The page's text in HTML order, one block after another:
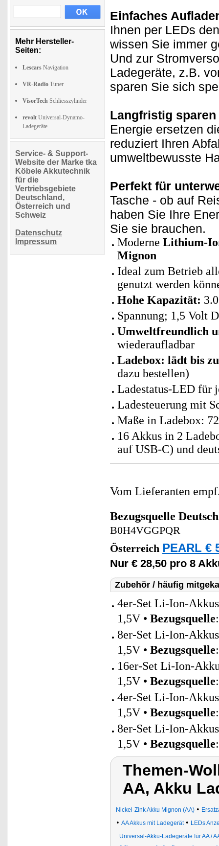
Mehr Hersteller-
Seiten:
Lescars Navigation
VR-Radio Tuner
VisorTech Schliesszylinder
revolt Universal-Dynamo-
Ladegeräte
Service- & Support-
Website der Marke tka
Köbele Akkutechnik
für die
Vertriebsgebiete
Deutschland,
Österreich und
Schweiz
Datenschutz
Impressum
Einfaches
Ihnen per LEDs
wissen Sie immer
Und zur
Ladegeräte, z.B.
sparen Sie sich
Langfristig
Energie ersetzen
reduziert Ihren
umweltbewusste
Perfekt für
Tasche - ob auf
haben Sie Ihre
Sie sie brauchen.
Moderne Lithium-
Mignon
Ideal zum Betrieb
genutzt werden
Hohe Kapazität:
Spannung; 1,5 Volt
Umweltfreundlich
wiederaufladbar
Ladebox: lädt bis
dazu bestellen)
Ladestatus-LED für
Ladesteuerung mit
Maße in Ladebox:
16 Akkus in 2
auf USB-C) und
Vom Lieferanten
Bezugsquelle
B0H4VGGPQR
Österreich PEARL €
Nur € 28,50 pro 8
Zubehör / häufig
4er-Set Li-Ion-
1,5V • Bezugsquelle
8er-Set Li-Ion-
1,5V • Bezugsquelle
16er-Set Li-Ion-
1,5V • Bezugsquelle
4er-Set Li-Ion-
1,5V • Bezugsquelle
8er-Set Li-Ion-
1,5V • Bezugsquelle
Themen-
AA, Akku
Nickel-Zink Akku Mignon (AA)•
• AA Akkus mit Ladegerät• LEDs
Universal-Akku-Ladegeräte für AA /